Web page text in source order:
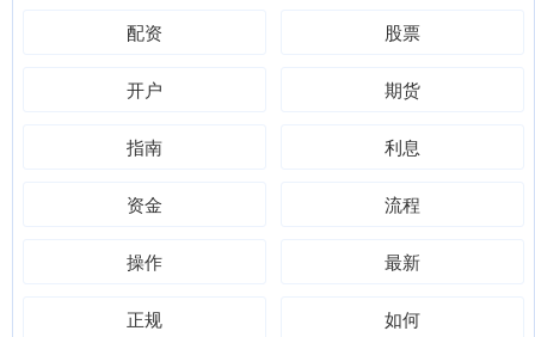
配资 股票
开户 期货
指南 利息
资金 流程
操作 最新
正规 如何